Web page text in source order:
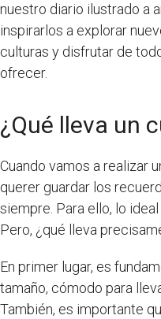
nuestro diario ilustrado a
inspirarlos a explorar
culturas y disfrutar de
ofrecer.
¿Qué lleva un
Cuando vamos a realizar
querer guardar los
siempre. Para ello, lo
Pero, ¿qué lleva
En primer lugar, es
tamaño, cómodo para
También, es importante